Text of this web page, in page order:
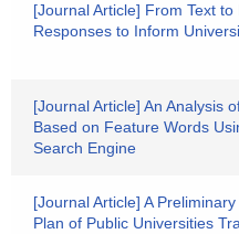
[Journal Article] From Text
Responses to Inform
[Journal Article] An Analysis
Based on Feature Words
Search Engine
[Journal Article] A
Plan of Public Universities